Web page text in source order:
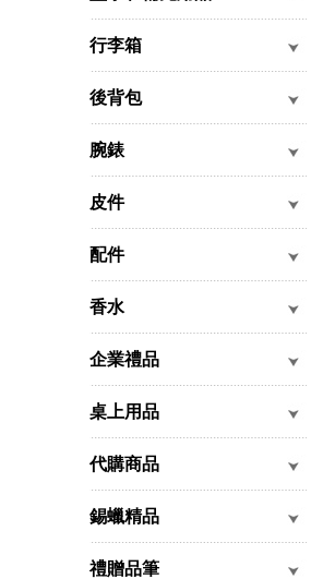
行李箱
後背包
腕錶
皮件
配件
香水
企業禮品
桌上用品
代購商品
錫蠟精品
禮贈品筆